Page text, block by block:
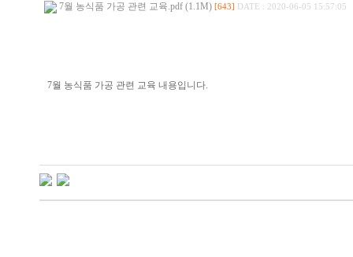
7월 농식품 가공 관련 교육.pdf (1.1M) [643] DATE : 2020-06-05 15:57:05
7월 농식품 가공 관련 교육 내용입니다.